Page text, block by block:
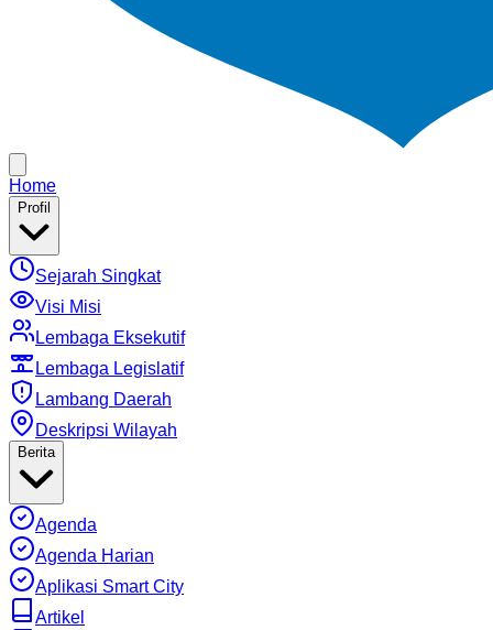
Home
Profil
Sejarah Singkat
Visi Misi
Lembaga Eksekutif
Lembaga Legislatif
Lambang Daerah
Deskripsi Wilayah
Berita
Agenda
Agenda Harian
Aplikasi Smart City
Artikel